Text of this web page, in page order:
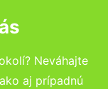
Neváhajte
aj prípadnú